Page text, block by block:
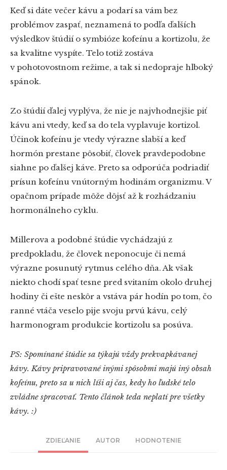
ZDIEĽANIE AUTOR HODNOTENIE
Keď si dáte večer kávu a podarí sa vám bez
problémov zaspať, neznamená to podľa ďalších
výsledkov štúdií o symbióze kofeínu a kortizolu, že
sa kvalitne vyspíte. Telo totiž zostáva
v pohotovostnom režime, a tak si nedopraje hlboký
spánok.
Zo štúdií ďalej vyplýva, že nie je najvhodnejšie piť
kávu ani vtedy, keď sa do tela vyplavuje kortizol.
Účinok kofeínu je vtedy výrazne slabší a keď
hormón prestane pôsobiť, človek pravdepodobne
siahne po ďalšej káve. Preto sa odporúča podriadiť
prísun kofeínu vnútorným hodinám organizmu. V
opačnom prípade môže dôjsť až k rozhádzaniu
hormonálneho cyklu.
Millerova a podobné štúdie vychádzajú z
predpokladu, že človek neponocuje či nemá
výrazne posunutý rytmus celého dňa. Ak však
niekto chodí spať tesne pred svitaním okolo druhej
hodiny či ešte neskôr a vstáva pár hodín po tom, čo
ranné vtáča veselo pije svoju prvú kávu, celý
harmonogram produkcie kortizolu sa posúva.
PS: Spomínané štúdie sa týkajú vždy prekvapkávanej
kávy. Kávy pripravované inými spôsobmi majú iný obsah
kofeínu, preto sa u nich líši aj čas, kedy ho ľudské telo
zvládne spracovať. Tento článok teda neplatí pre všetky
kávy. :)